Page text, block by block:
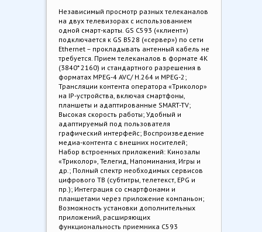
Независимый просмотр разных телеканалов
на двух телевизорах с использованием
одной смарт-карты. GS C593 («клиент»)
подключается к GS B528 («сервер») по сети
Ethernet – прокладывать антенный кабель не
требуется. Прием телеканалов в формате 4K
(3840* 2160) и стандартного разрешения в
форматах MPEG-4 AVC/ H.264 и MPEG-2;
Трансляции контента оператора «Триколор»
на IP-устройства, включая смартфоны,
планшеты и адаптированные SMART-TV;
Высокая скорость работы; Удобный и
адаптируемый под пользователя
графический интерфейс; Воспроизведение
медиа-контента с внешних носителей;
Набор встроенных приложений: Кинозалы
«Триколор», Телегид, Напоминания, Игры и
др.; Полный спектр необходимых сервисов
цифрового ТВ (субтитры, телетекст, EPG и
пр.); Интеграция со смартфонами и
планшетами через приложение компаньон;
Возможность установки дополнительных
приложений, расширяющих
функциональность приемника С593